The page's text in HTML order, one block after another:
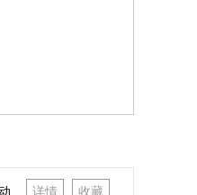
详情 收藏